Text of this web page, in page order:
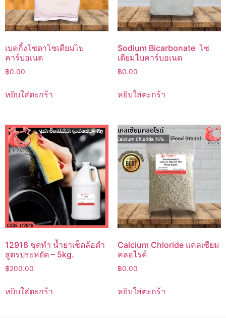
เบคกิ้งโซดาโซเดียมไบ
คาร์บอเนต
฿0.00
หยิบใส่ตะกร้า
Sodium Bicarbonate โซ
เดียมไบคาร์บอเนต
฿0.00
หยิบใส่ตะกร้า
12918 ชุดทำ น้ำยาเช็ดล้อดำ
สูตรประหยัด – 5kg.
฿200.00
หยิบใส่ตะกร้า
Calcium Chloride แคลเซียม
คลอไรด์
฿0.00
หยิบใส่ตะกร้า